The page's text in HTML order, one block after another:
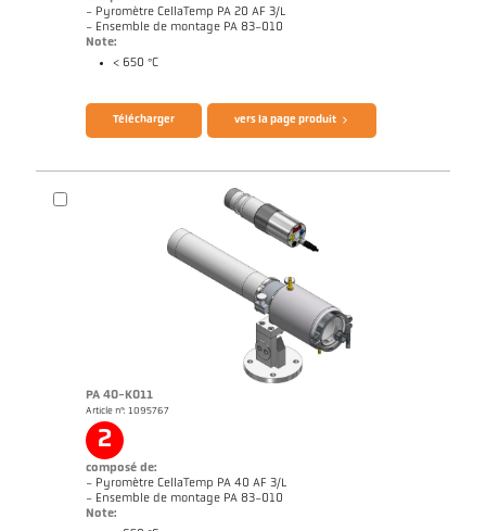
- Pyromètre CellaTemp PA 20 AF 3/L
- Ensemble de montage PA 83-010
Note:
< 650 °C
Télécharger vers la page produit
PA 40-K011
Article n°: 1095767
2
composé de:
- Pyromètre CellaTemp PA 40 AF 3/L
- Ensemble de montage PA 83-010
Note: